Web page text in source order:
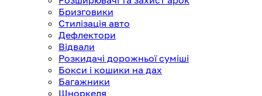
Бризговики
Стилізація авто
Дефлектори
Відвали
Розкидачі дорожньої суміші
Бокси і кошики на дах
Багажники
Шноркеля